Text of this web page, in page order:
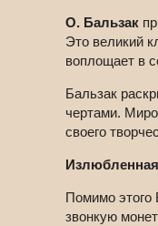
О. Бальзак
Это великий
воплощает в
Бальзак
чертами.
своего
Помимо этого
звонкую